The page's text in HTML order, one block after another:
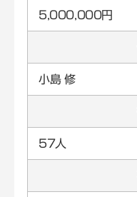
5,000,000円
小島 修
57人